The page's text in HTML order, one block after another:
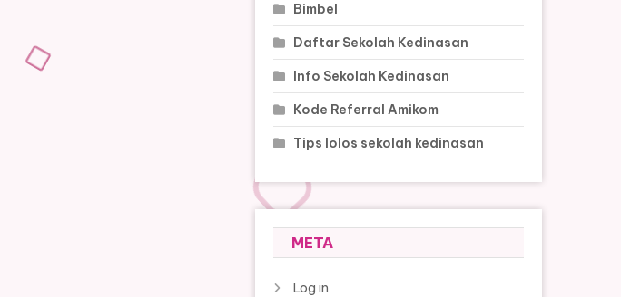
Bimbel
Daftar Sekolah Kedinasan
Info Sekolah Kedinasan
Kode Referral Amikom
Tips lolos sekolah kedinasan
META
Log in